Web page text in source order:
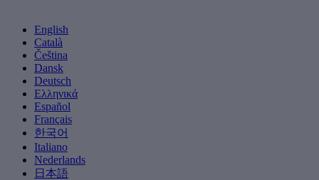
English
Català
Čeština
Dansk
Deutsch
Ελληνικά
Español
Français
한국어
Italiano
Nederlands
日本語